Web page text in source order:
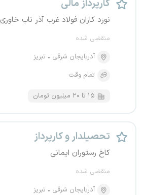
کارپرداز مالی
نورد کاران فولاد غرب آذر ناب خاوری
منقضی شده
آذربایجان شرقی
تبریز
تمام وقت
۱۵ تا ۲۰ میلیون تومان
تحصیلدار و کارپرداز
کاخ رستوران ایمانی
منقضی شده
آذربایجان شرقی
تبریز